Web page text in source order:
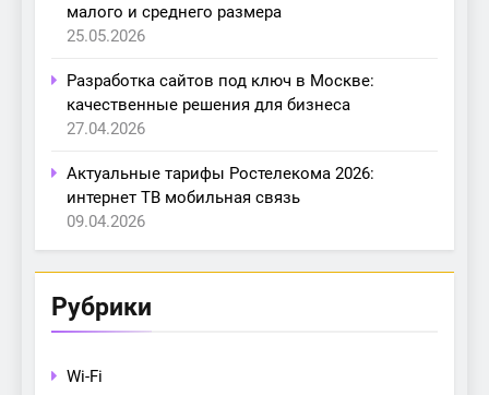
малого и среднего размера
25.05.2026
Разработка сайтов под ключ в Москве:
качественные решения для бизнеса
27.04.2026
Актуальные тарифы Ростелекома 2026:
интернет ТВ мобильная связь
09.04.2026
Рубрики
Wi-Fi